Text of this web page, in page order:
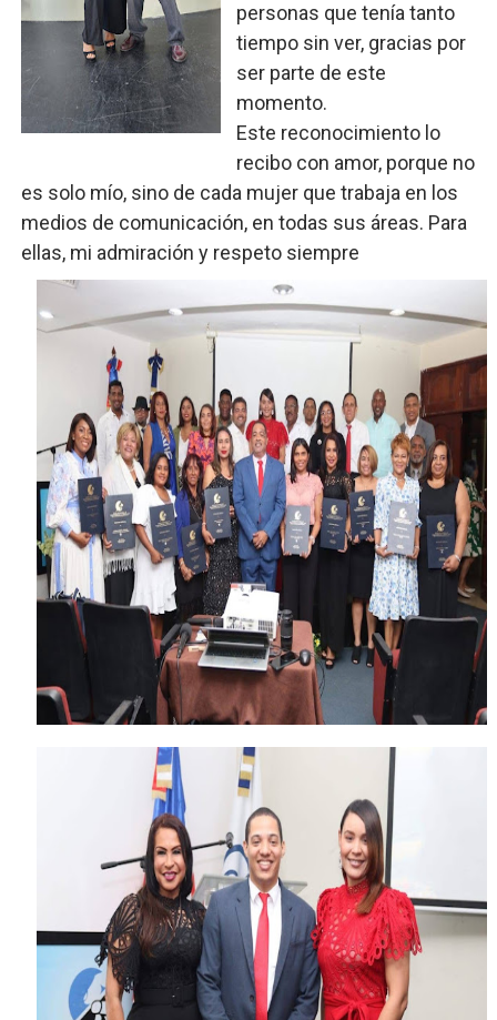
personas que tenía tanto
tiempo sin ver, gracias por
ser parte de este
momento.
Este reconocimiento lo
recibo con amor, porque no
es solo mío, sino de cada mujer que trabaja en los
medios de comunicación, en todas sus áreas. Para
ellas, mi admiración y respeto siempre